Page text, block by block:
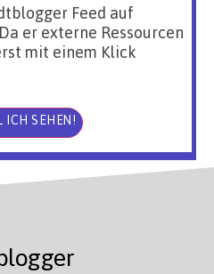
Feed auf
er externe Ressourcen
mit einem Klick
ICH SEHEN!